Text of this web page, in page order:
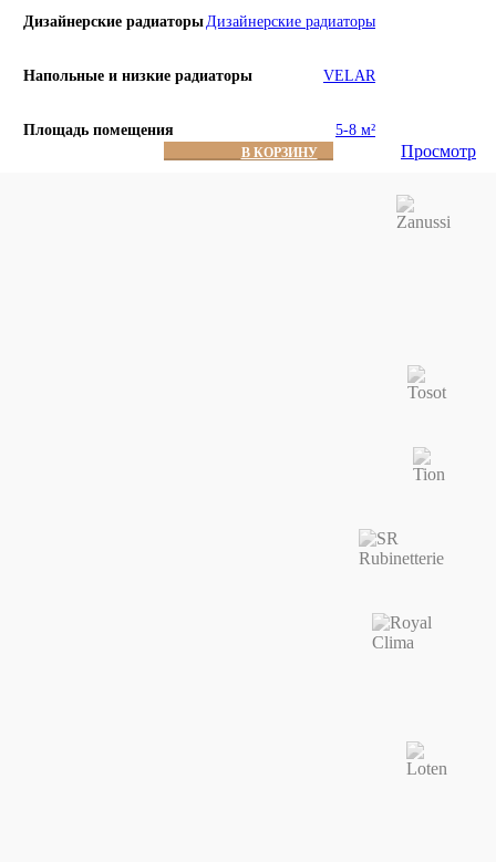
Дизайнерские радиаторыДизайнерские радиаторы
Напольные и низкие радиаторы VELAR
Площадь помещения 5-8 м²
В КОРЗИНУ Просмотр